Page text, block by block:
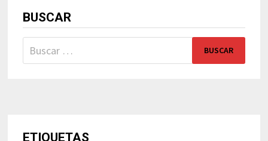
BUSCAR
Buscar:
ETIQUETAS